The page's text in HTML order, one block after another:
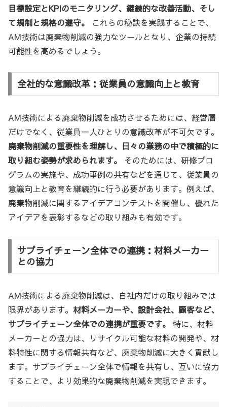
目標設定とKPIのモニタリング、継続的な改善活動、そし
て規制と規格の遵守。
これらの秘訣を実践することで、
AM技術は廃棄物削減の強力なツールとなり、企業の持続
可能性を高めるでしょう。
全社的な意識改革：従業員の意識向上と教育
AM技術による廃棄物削減を成功させるためには、経営層
だけでなく、従業員一人ひとりの意識改革が不可欠です。
廃棄物削減の重要性を理解し、日々の業務の中で積極的に
取り組む姿勢が求められます。
そのためには、研修プロ
グラムの実施や、成功事例の共有などを通じて、従業員の
意識向上と教育を継続的に行う必要があります。例えば、
廃棄物削減に関するアイデアコンテストを開催し、優れた
アイデアを表彰するなどの取り組みも有効です。
サプライチェーン全体での連携：材料メーカー
との協力
AM技術による廃棄物削減は、自社内だけの取り組みでは
限界があります。 材料メーカーや、設計会社、顧客など、
サプライチェーン全体での連携が重要です。
特に、材料
メーカーとの協力は、リサイクル可能な材料の開発や、材
料特性に関する情報共有など、廃棄物削減に大きく貢献し
ます。サプライチェーン全体で情報を共有し、互いに協力
することで、より効果的な廃棄物削減を実現できます。